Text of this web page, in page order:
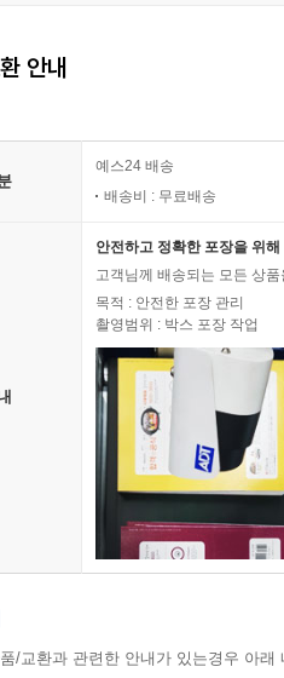
안내
예스24 배송
배송비 : 무료배송
안전하고 정확한 포장을 위
고객님께 배송되는 모든 상
목적 : 안전한 포장 관리
촬영범위 : 박스 포장 작업
/교환과 관련한 안내가 있는경우 아